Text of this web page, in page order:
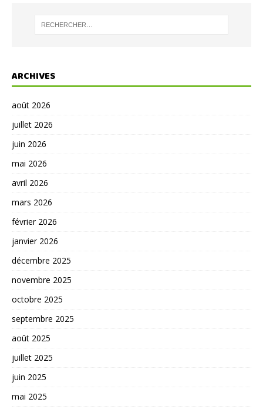
ARCHIVES
août 2026
juillet 2026
juin 2026
mai 2026
avril 2026
mars 2026
février 2026
janvier 2026
décembre 2025
novembre 2025
octobre 2025
septembre 2025
août 2025
juillet 2025
juin 2025
mai 2025